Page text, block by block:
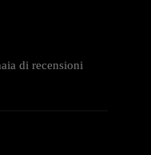
di recensioni